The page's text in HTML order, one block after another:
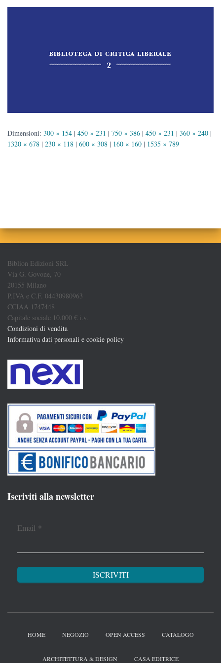
Dimensioni: 300 × 154 | 450 × 231 | 750 × 386 | 450 × 231 | 360 × 240 |
1320 × 678 | 230 × 118 | 600 × 308 | 160 × 160 | 1535 × 789
Biblion Edizioni SRL
Via G. Govone, 70
20155 Milano
P.IVA e C.F. 04430980963
CCIAA 1747448
Capitale sociale 10.000 € i.v.
Condizioni di vendita
Informativa dati personali e cookie policy
Iscriviti alla newsletter
Email *
HOME NEGOZIO OPEN ACCESS CATALOGO
ARCHITETTURA & DESIGN CASA EDITRICE